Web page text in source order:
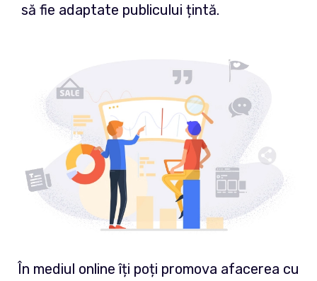
să fie adaptate publicului țintă.
În mediul online îți poți promova afacerea cu